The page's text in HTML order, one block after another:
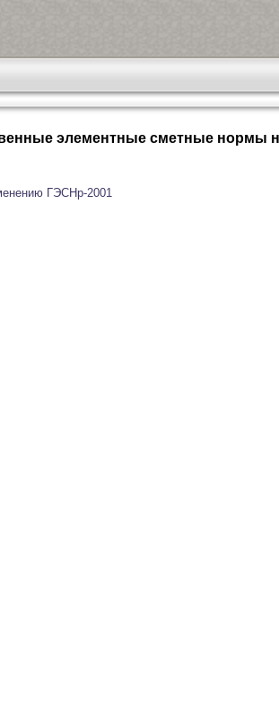
элементные сметные нормы
ГЭСНр-2001